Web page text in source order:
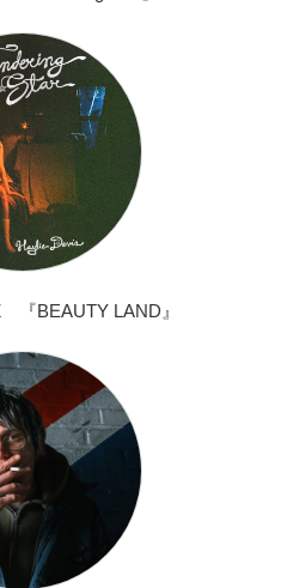
BEAUTY LAND』